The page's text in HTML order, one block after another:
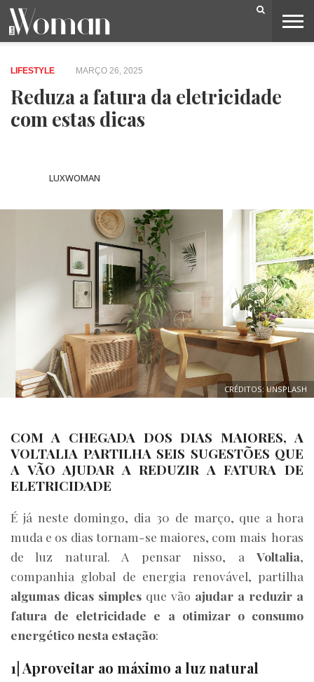
BELEZA
CAPA
LIFESTYLE
MODA
OPINIÃO
PESSOAS
SOCIEDADE
VIDEOS
LIFESTYLE MARÇO 26, 2025
Reduza a fatura da eletricidade
com estas dicas
LUXWOMAN
CRÉDITOS: UNSPLASH
COM A CHEGADA DOS DIAS MAIORES, A
VOLTALIA PARTILHA SEIS SUGESTÕES QUE
A VÃO AJUDAR A REDUZIR A FATURA DE
ELETRICIDADE
É já neste domingo, dia 30 de março, que a hora
muda e os dias tornam-se maiores, com mais horas
de luz natural. A pensar nisso, a Voltalia,
companhia global de energia renovável, partilha
algumas dicas simples que vão ajudar a reduzir a
fatura de eletricidade e a otimizar o consumo
energético nesta estação:
1| Aproveitar ao máximo a luz natural